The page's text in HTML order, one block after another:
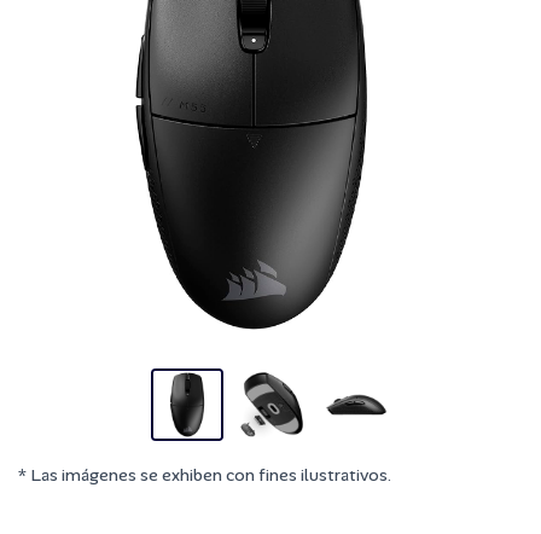
* Las imágenes se exhiben con fines ilustrativos.